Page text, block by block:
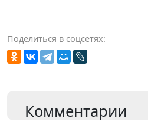
Поделиться в соцсетях:
Комментарии